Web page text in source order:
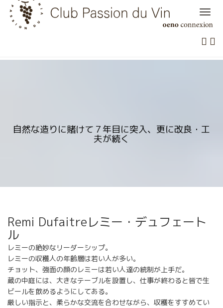
Skip
content
自然な造りに賭けて７年目に突入、更に改良・工
夫が続く
Remi Dufaitreレミー・デュフェート
ル
レミーの絶妙なリーダーシップ。
レミーの収穫人の年齢層は若い人が多い。
チョット、強面の顔のレミーは若い人達の統制が上手だ。
蔵の中庭には、大きなテーブルを設置し、仕事が終わると皆で生
ビールを飲めるようにしてある。
厳しい指示と、柔らかな交流を合わせながら、収穫をすすめてい